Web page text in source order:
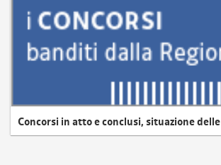
Concorsi in atto e conclusi, situazione